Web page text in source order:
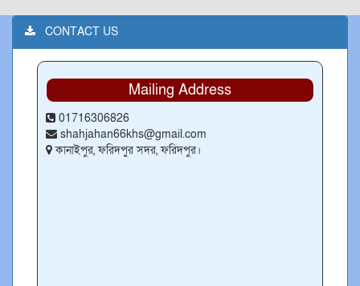
CONTACT US
Mailing Address
01716306826
shahjahan66khs@gmail.com
কানাইপুর, ফরিদপুর সদর, ফরিদপুর।